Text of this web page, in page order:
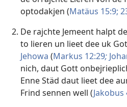
optodakjen (Matäus 15:9;
De rajchte Jemeent halpt
to lieren un lieet dee uk
Jehowa (Markus 12:29;
nich, daut Gott
Enne Städ daut lieet dee
Frind sennen well (Jakobus